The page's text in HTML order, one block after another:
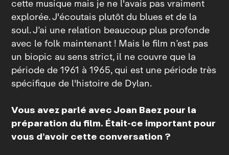
cette musique mais je ne l'avais pas vraiment
explorée. J'écoutais plutôt du blues et de la
soul. J’ai une relation beaucoup plus profonde
avec le folk maintenant ! Mais le film n’est pas
un biopic au sens strict, il ne couvre que la
période de 1961 à 1965, qui est une période très
spécifique de l'histoire de Dylan.
Vous avez parlé avec Joan Baez pour la
préparation du film. Était‑ce important pour
vous d’avoir cette conversation ?